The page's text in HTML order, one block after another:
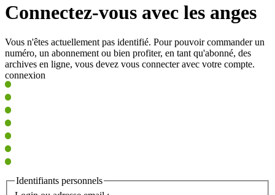
Connectez-vous avec les anges
Vous n'êtes actuellement pas identifié. Pour pouvoir commander un
numéro, un abonnement ou bien profiter, en tant qu'abonné, des
archives en ligne, vous devez vous connecter avec votre compte.
connexion
Identifiants personnels